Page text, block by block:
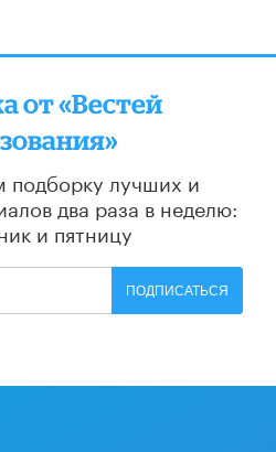
от «Вестей
подборку лучших и
два раза в неделю:
и пятницу
ПОДПИСАТЬСЯ